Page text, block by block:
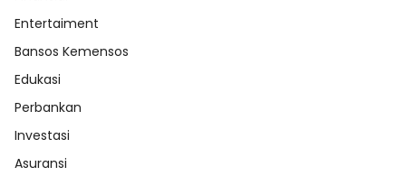
Entertaiment
Bansos Kemensos
Edukasi
Perbankan
Investasi
Asuransi